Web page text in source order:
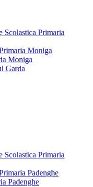
Scolastica Primaria
Moniga
Moniga
Garda
Scolastica Primaria
Padenghe
Padenghe